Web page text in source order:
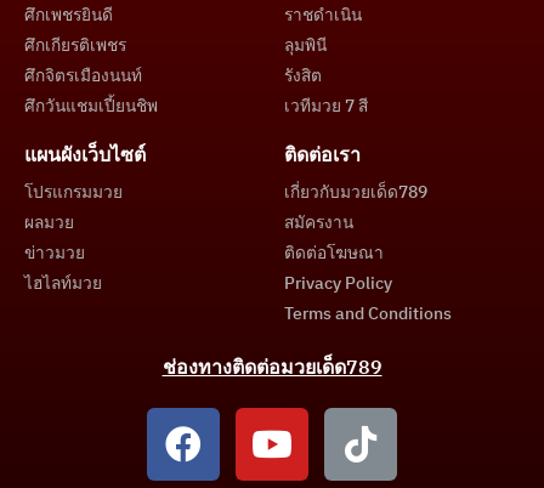
ศึกเพชรยินดี
ศึกเกียรติเพชร
ศึกจิตรเมืองนนท์
ศึกวันแชมเปี้ยนชิพ
ราชดำเนิน
ลุมพินี
รังสิต
เวทีมวย 7 สี
แผนผังเว็บไซต์
โปรแกรมมวย
ผลมวย
ข่าวมวย
ไฮไลท์มวย
ติดต่อเรา
เกี่ยวกับมวยเด็ด789
สมัครงาน
ติดต่อโฆษณา
Privacy Policy
Terms and Conditions
ช่องทางติดต่อมวยเด็ด789